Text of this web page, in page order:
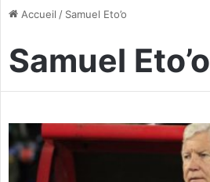
Accueil / Samuel Eto’o
Samuel Eto’o